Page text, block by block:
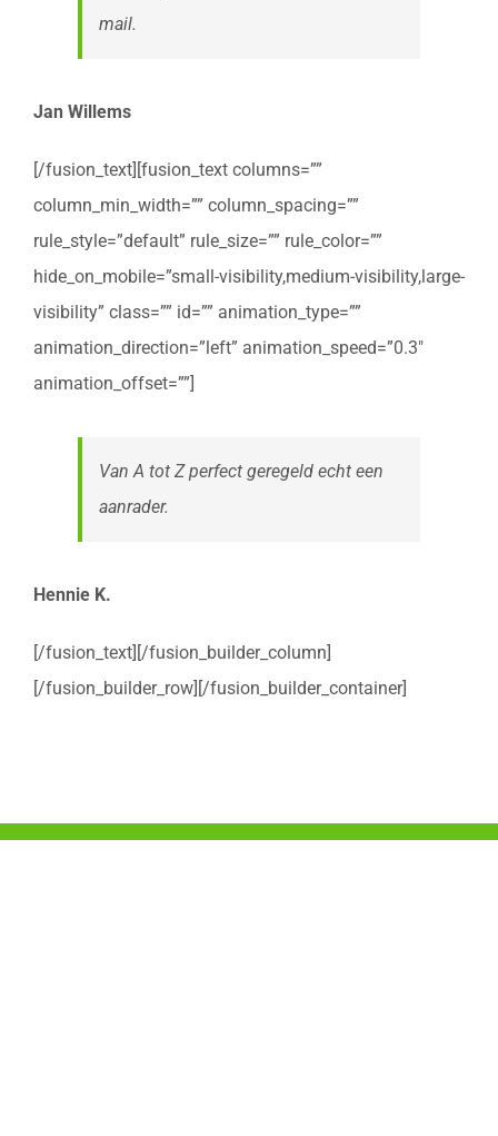
mail.
Jan Willems
[/fusion_text][fusion_text columns=””
column_min_width=”” column_spacing=””
rule_style=”default” rule_size=”” rule_color=””
hide_on_mobile=”small-visibility,medium-visibility,large-
visibility” class=”” id=”” animation_type=””
animation_direction=”left” animation_speed=”0.3″
animation_offset=””]
Van A tot Z perfect geregeld echt een
aanrader.
Hennie K.
[/fusion_text][/fusion_builder_column]
[/fusion_builder_row][/fusion_builder_container]